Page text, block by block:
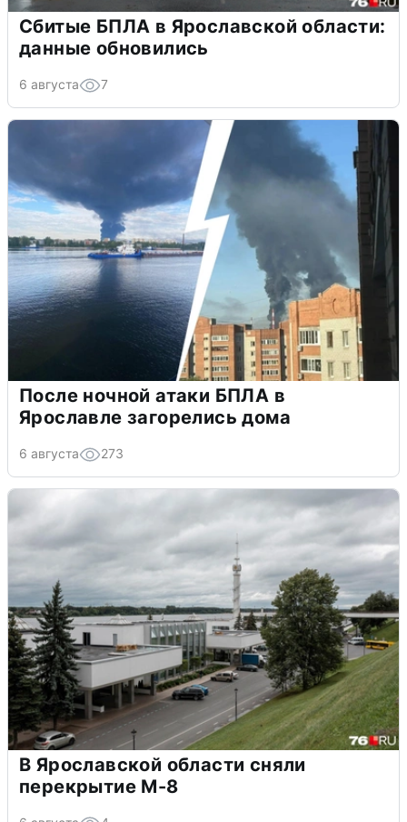
Сбитые БПЛА в Ярославской области:
данные обновились
6 августа 7
После ночной атаки БПЛА в
Ярославле загорелись дома
6 августа 273
В Ярославской области сняли
перекрытие М-8